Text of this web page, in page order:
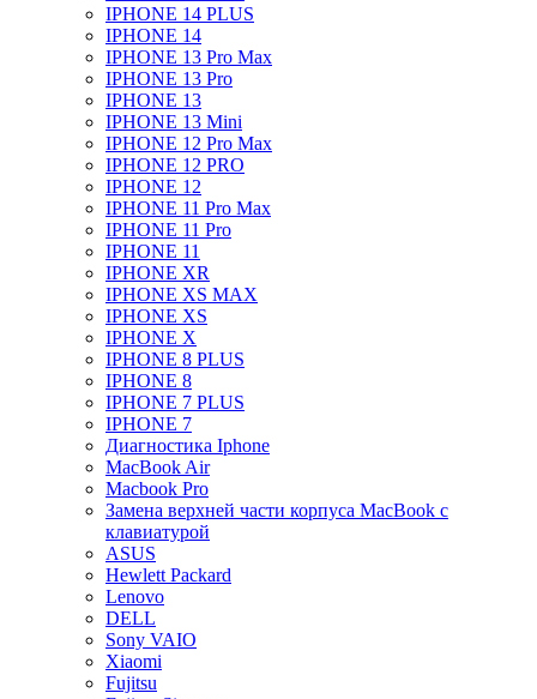
IPHONE 14 PLUS
IPHONE 14
IPHONE 13 Pro Max
IPHONE 13 Pro
IPHONE 13
IPHONE 13 Mini
IPHONE 12 Pro Max
IPHONE 12 PRO
IPHONE 12
IPHONE 11 Pro Max
IPHONE 11 Pro
IPHONE 11
IPHONE XR
IPHONE XS MAX
IPHONE XS
IPHONE X
IPHONE 8 PLUS
IPHONE 8
IPHONE 7 PLUS
IPHONE 7
Диагностика Iphone
MacBook Air
Macbook Pro
Замена верхней части корпуса MacBook с
клавиатурой
ASUS
Hewlett Packard
Lenovo
DELL
Sony VAIO
Xiaomi
Fujitsu